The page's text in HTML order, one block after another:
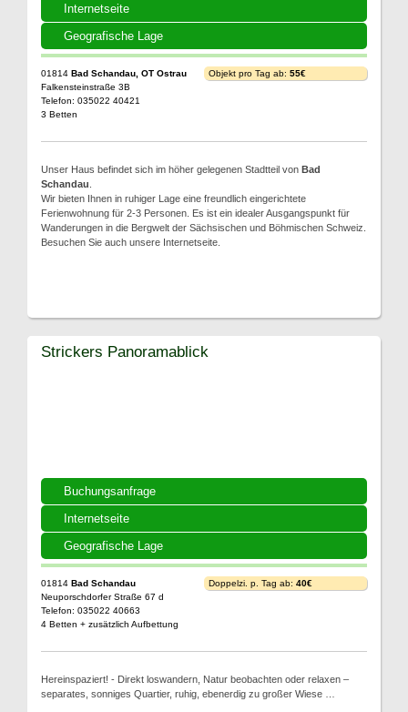
Internetseite
Geografische Lage
01814 Bad Schandau, OT Ostrau
Falkensteinstraße 3B
Telefon: 035022 40421
3 Betten
Objekt pro Tag ab: 55€
Unser Haus befindet sich im höher gelegenen Stadtteil von Bad
Schandau
Wir bieten Ihnen in ruhiger Lage eine freundlich eingerichtete
Ferienwohnung für 2-3 Personen. Es ist ein idealer Ausgangspunkt für
Wanderungen in die Bergwelt der Sächsischen und Böhmischen Schweiz.
Besuchen Sie auch unsere Internetseite.
Buchungsanfrage
Internetseite
Geografische Lage
Strickers Panoramablick
01814 Bad Schandau
Neuporschdorfer Straße 67 d
Telefon: 035022 40663
4 Betten + zusätzlich Aufbettung
Doppelzi. p. Tag ab: 40€
Hereinspaziert! - Direkt loswandern, Natur beobachten oder relaxen –
separates, sonniges Quartier, ruhig, ebenerdig zu großer Wiese …